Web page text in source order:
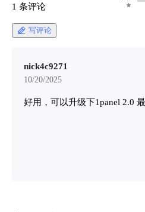
1 条评论
写评论
nick4c9271
10/20/2025
好用，可以升级下1panel 2.0